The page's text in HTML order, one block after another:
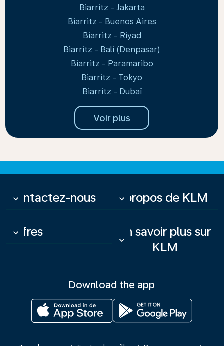
Biarritz - Jakarta
Biarritz - Buenos Aires
Biarritz - Riyad
Biarritz - Bali (Denpasar)
Biarritz - Paramaribo
Biarritz - Tokyo
Biarritz - Dubaï
Voir plus
Contactez-nous
keyboard_arrow_down À propos de KLM
keyboard_arrow_down
Offres
keyboard_arrow_down
En savoir plus sur
KLM
keyboard_arrow_down
Download the app